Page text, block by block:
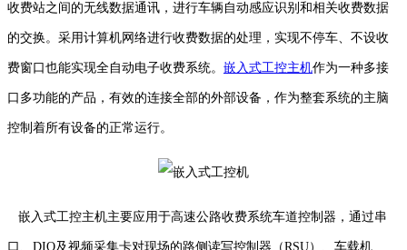
收费站之间的无线数据通讯，进行车辆自动感应识别和相关收费数据
的交换。采用计算机网络进行收费数据的处理，实现不停车、不设收
费窗口也能实现全自动电子收费系统。 嵌入式工控主机作为一种多接
口多功能的产品，有效的连接全部的外部设备，作为整套系统的主脑
控制着所有设备的正常运行。
嵌入式工控主机主要应用于高速公路收费系统车道控制器，通过串
口、DIO及视频采集卡对现场的路侧读写控制器（RSU）、车载机